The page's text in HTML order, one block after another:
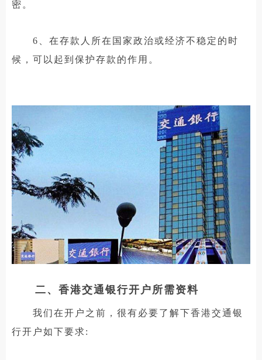
密。
6、在存款人所在国家政治或经济不稳定的时
候，可以起到保护存款的作用。
二、香港交通银行开户所需资料
我们在开户之前，很有必要了解下香港交通银
行开户如下要求: